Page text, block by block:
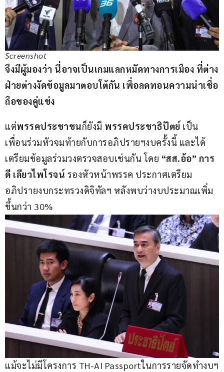
Screenshot
จึงมีผู้มองว่า นี่อาจเป็นเกมแลกหมัดทางการเมือง ที่ต่าง
ฝ่ายต่างงัดข้อมูลมาตอบโต้กัน เพื่อลดทอนความน่าเชื่อ
ถือของคู่แข่ง
แต่พรรคประชาชนก็ยังมี พรรคประชาธิปัตย์ เป็น
เพื่อนร่วมหัวจมท้ายกับการอภิปรายฯงบครั้งนี้ และได้
เตรียมข้อมูลร่วมวงตรวจสอบเช่นกัน โดย “สส.อ้อ” การ
ดี เลียวไพโรจน์ รองหัวหน้าพรรค ประกาศเตรียม
อภิปรายงบกระทรวงดิจิทัลฯ หลังพบว่างบประมาณเพิ่ม
ขึ้นกว่า 30%
แม้จะไม่มีโครงการ TH-AI Passportในการรายจัดทำงบฯ